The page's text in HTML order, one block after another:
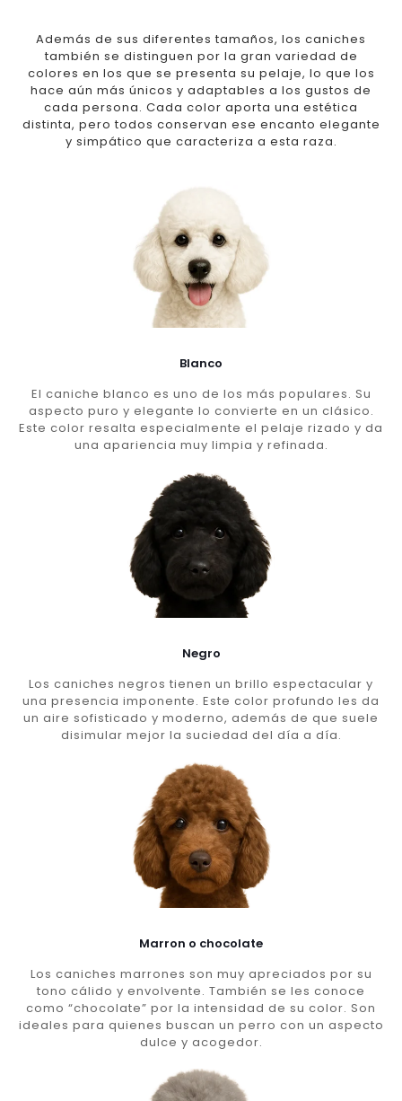
Además de sus diferentes tamaños, los caniches
también se distinguen por la gran variedad de
colores en los que se presenta su pelaje, lo que los
hace aún más únicos y adaptables a los gustos de
cada persona. Cada color aporta una estética
distinta, pero todos conservan ese encanto elegante
y simpático que caracteriza a esta raza.
Blanco
El caniche blanco es uno de los más populares. Su
aspecto puro y elegante lo convierte en un clásico.
Este color resalta especialmente el pelaje rizado y da
una apariencia muy limpia y refinada.
Negro
Los caniches negros tienen un brillo espectacular y
una presencia imponente. Este color profundo les da
un aire sofisticado y moderno, además de que suele
disimular mejor la suciedad del día a día.
Marron o chocolate
Los caniches marrones son muy apreciados por su
tono cálido y envolvente. También se les conoce
como “chocolate” por la intensidad de su color. Son
ideales para quienes buscan un perro con un aspecto
dulce y acogedor.